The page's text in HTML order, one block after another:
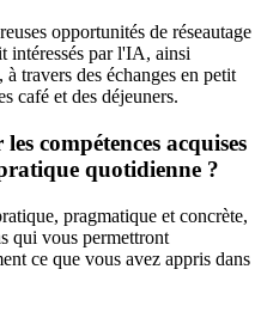
opportunités de réseautage
intéressés par l'IA, ainsi
travers des échanges en petit
café et des déjeuners.
compétences acquises
quotidienne ?
pragmatique et concrète,
qui vous permettront
ce que vous avez appris dans